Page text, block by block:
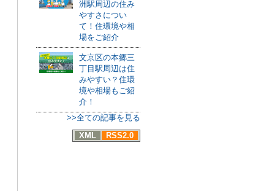
洲駅周辺の住み
やすさについ
て！住環境や相
場をご紹介
文京区の本郷三
丁目駅周辺は住
みやすい？住環
境や相場もご紹
介！
>>全ての記事を見る
XML
RSS2.0